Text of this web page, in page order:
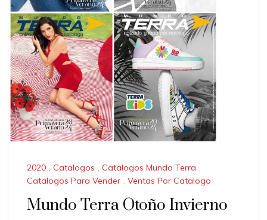
2020 , Catalogos , Catalogos Mundo Terra ,
Catalogos Para Vender , Ventas Por Catalogo
Mundo Terra Otoño Invierno